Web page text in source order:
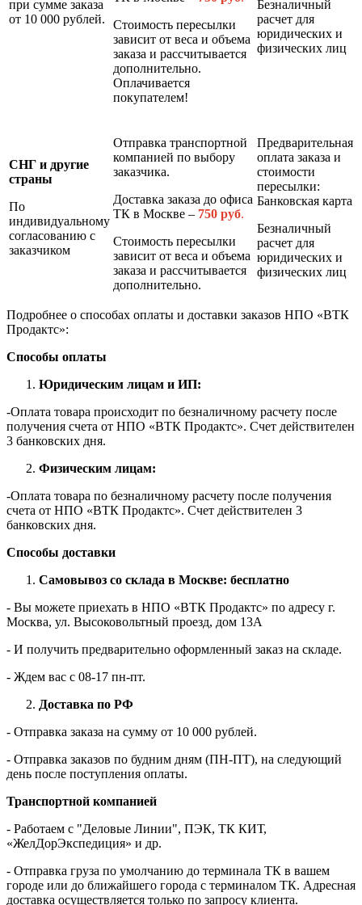
при сумме заказа
от 10 000 рублей.
Стоимость пересылки
зависит от веса и объема
заказа и рассчитывается
дополнительно.
Оплачивается
покупателем!
Безналичный
расчет для
юридических и
физических лиц
СНГ и другие
страны
По
индивидуальному
согласованию с
заказчиком
Отправка транспортной
компанией по выбору
заказчика.
Доставка заказа до офиса
ТК в Москве – 750 руб.
Стоимость пересылки
зависит от веса и объема
заказа и рассчитывается
дополнительно.
Предварительная
оплата заказа и
стоимости
пересылки:
Банковская карта
Безналичный
расчет для
юридических и
физических лиц
Подробнее о способах оплаты и доставки заказов НПО «ВТК
Продактс»:
Способы оплаты
Юридическим лицам и ИП:
-Оплата товара происходит по безналичному расчету после
получения счета от НПО «ВТК Продактс». Счет действителен
3 банковских дня.
Физическим лицам:
-Оплата товара по безналичному расчету после получения
счета от НПО «ВТК Продактс». Счет действителен 3
банковских дня.
Способы доставки
Самовывоз со склада в Москве: бесплатно
- Вы можете приехать в НПО «ВТК Продактс» по адресу г.
Москва, ул. Высоковольтный проезд, дом 13А
- И получить предварительно оформленный заказ на складе.
- Ждем вас c 08-17 пн-пт.
Доставка по РФ
- Отправка заказа на сумму от 10 000 рублей.
- Отправка заказов по будним дням (ПН-ПТ), на следующий
день после поступления оплаты.
Транспортной компанией
- Работаем с "Деловые Линии", ПЭК, ТК КИТ,
«ЖелДорЭкспедиция» и др.
- Отправка груза по умолчанию до терминала ТК в вашем
городе или до ближайшего города с терминалом ТК. Адресная
доставка осуществляется только по запросу клиента.